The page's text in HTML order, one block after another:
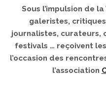
Sous l’impulsion de
galeristes,
journalistes, curateurs,
festivals … reçoivent
l’occasion des
l’association